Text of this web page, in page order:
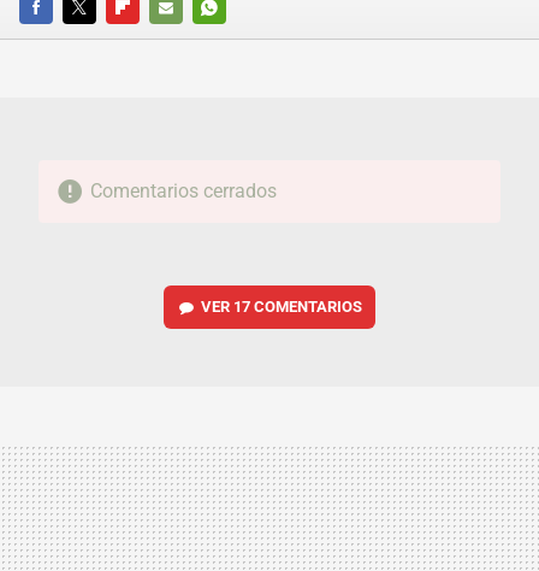
FACEBOOKTWITTERFLIPBOARD
E-
WHATSAPP
Comentarios cerrados
VER 17 COMENTARIOS